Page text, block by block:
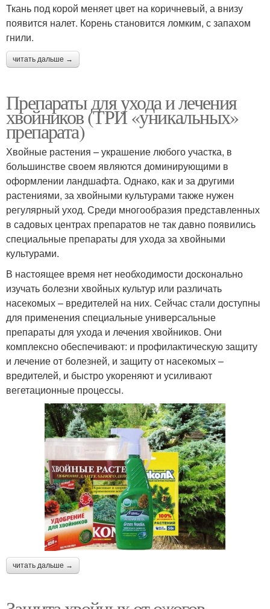
Ткань под корой меняет цвет на коричневый, а внизу
появится налет. Корень становится ломким, с запахом
гнили.
читать дальше →
Препараты для ухода и лечения
хвойников (ТРИ «уникальных»
препарата)
Хвойные растения – украшение любого участка, в
большинстве своем являются доминирующими в
оформлении ландшафта. Однако, как и за другими
растениями, за хвойными культурами также нужен
регулярный уход. Среди многообразия представленных
в садовых центрах препаратов не так давно появились
специальные препараты для ухода за хвойными
культурами.
В настоящее время нет необходимости досконально
изучать болезни хвойных культур или различать
насекомых – вредителей на них. Сейчас стали доступны
для применения специальные универсальные
препараты для ухода и лечения хвойников. Они
комплексно обеспечивают: и профилактическую защиту
и лечение от болезней, и защиту от насекомых –
вредителей, и быстро укореняют и усиливают
вегетационные процессы.
читать дальше →